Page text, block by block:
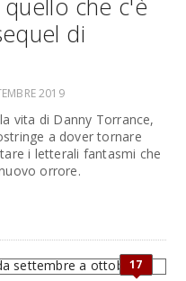
che c'è
di
2019
vita di Danny Torrance,
a dover tornare
i letterali fantasmi che
orrore.
17